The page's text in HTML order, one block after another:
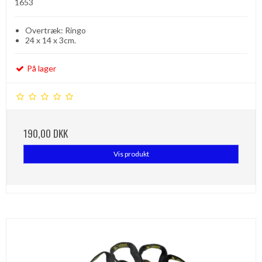
Overtræk: Ringo
24 x 14 x 3cm.
På lager
190,00 DKK
Vis produkt